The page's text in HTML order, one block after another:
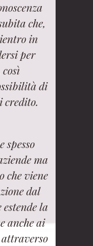
che,
in
per
di
credito.
spesso
ma
che viene
dal
la
anche ai